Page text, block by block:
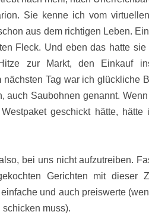
Sie kenne ich vom
aus dem richtigen Leben.
Fleck. Und eben das hatte
zur Markt, den Einkauf
nächsten Tag war ich glückliche
auch Saubohnen genannt.
geschickt hätte,
bei uns nicht aufzutreiben.
Gerichten mit dieser
und auch preiswerte
muss).